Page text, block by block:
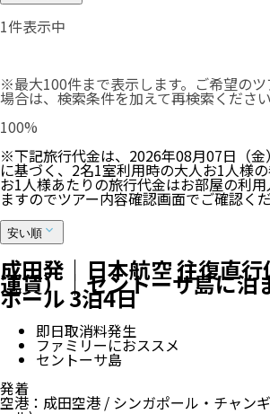
1件表示中
※最大100件まで表示します。ご希望の
場合は、検索条件を加えて再検索ください
100%
※下記旅行代金は、 2026年08月07日（金
に基づく、2名1室利用時の大人お1人様
お1人様あたりの旅行代金はお部屋の利
ますのでツアー内容確認画面でご確認く
安い順
成田発｜日本航空 往復直
運賃）｜セントーサ島に泊
ポール 3泊4日
即日取消料発生
ファミリーにおススメ
セントーサ島
発着
空港 ： 成田空港 / シンガポール・チャン